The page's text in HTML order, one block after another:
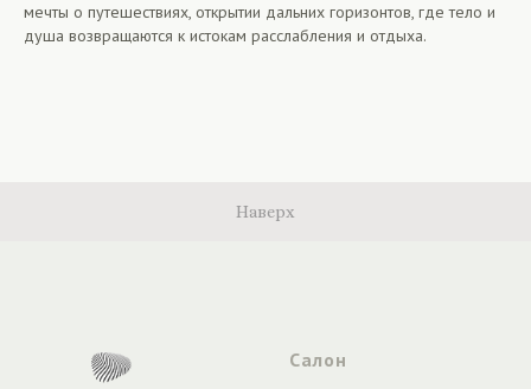
мечты о путешествиях, открытии дальних горизонтов, где тело и
душа возвращаются к истокам расслабления и отдыха.
Наверх
Салон